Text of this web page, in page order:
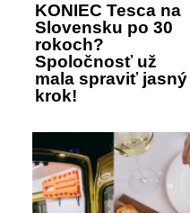
KONIEC Tesca na
Slovensku po 30
rokoch?
Spoločnosť už
mala spraviť jasný
krok!